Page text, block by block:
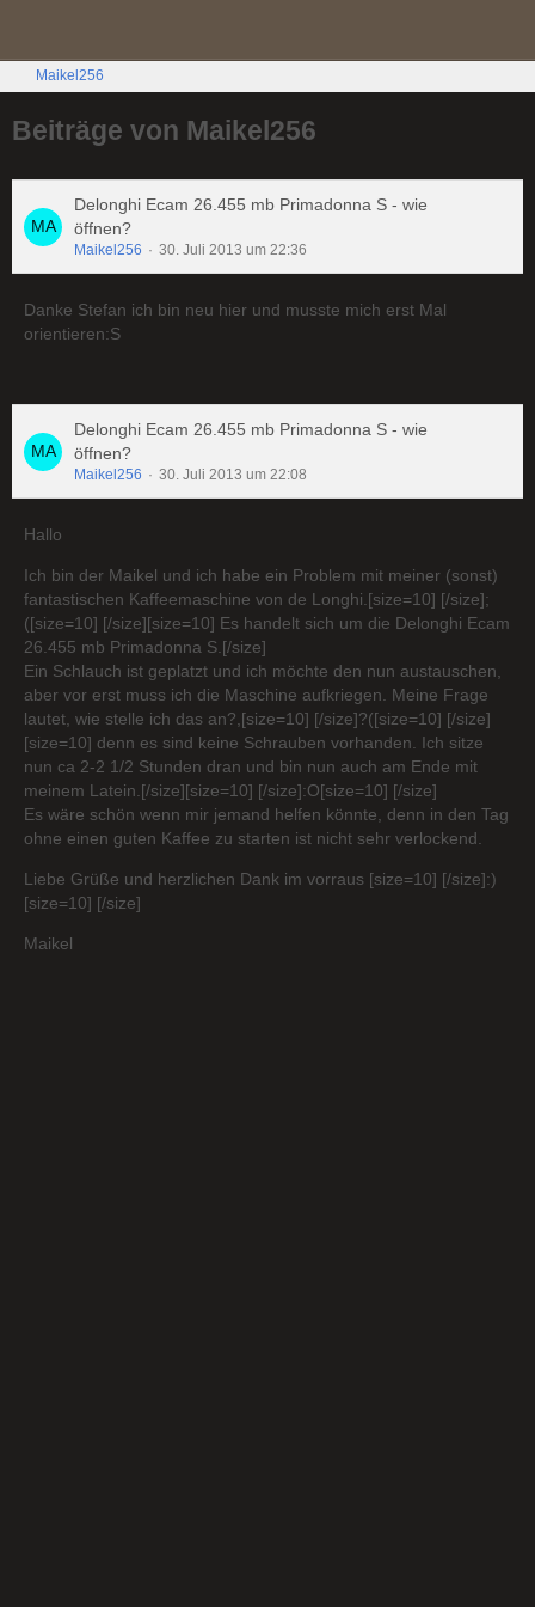
Maikel256
Beiträge von Maikel256
Delonghi Ecam 26.455 mb Primadonna S - wie
öffnen?
Maikel256 30. Juli 2013 um 22:36
Danke Stefan ich bin neu hier und musste mich erst Mal
orientieren:S
Delonghi Ecam 26.455 mb Primadonna S - wie
öffnen?
Maikel256 30. Juli 2013 um 22:08
Hallo
Ich bin der Maikel und ich habe ein Problem mit meiner (sonst)
fantastischen Kaffeemaschine von de Longhi.[size=10] [/size];
([size=10] [/size][size=10] Es handelt sich um die Delonghi Ecam
26.455 mb Primadonna S.[/size]
Ein Schlauch ist geplatzt und ich möchte den nun austauschen,
aber vor erst muss ich die Maschine aufkriegen. Meine Frage
lautet, wie stelle ich das an?,[size=10] [/size]?([size=10] [/size]
[size=10] denn es sind keine Schrauben vorhanden. Ich sitze
nun ca 2-2 1/2 Stunden dran und bin nun auch am Ende mit
meinem Latein.[/size][size=10] [/size]:O[size=10] [/size]
Es wäre schön wenn mir jemand helfen könnte, denn in den Tag
ohne einen guten Kaffee zu starten ist nicht sehr verlockend.
Liebe Grüße und herzlichen Dank im vorraus [size=10] [/size]:)
[size=10] [/size]
Maikel